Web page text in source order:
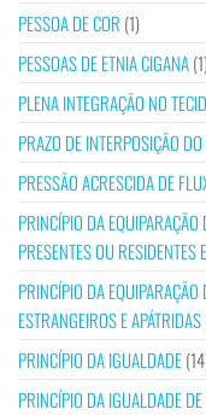
PESSOA DE COR (1)
PESSOAS DE ETNIA CIGANA(1)
PLENA INTEGRAÇÃO NO
PRAZO DE INTERPOSIÇÃO
PRESSÃO ACRESCIDA DE
PRINCÍPIO DA
PRESENTES OU RESIDENTES
PRINCÍPIO DA
ESTRANGEIROS E APÁTRIDAS
PRINCÍPIO DA IGUALDADE
PRINCÍPIO DA IGUALDADE